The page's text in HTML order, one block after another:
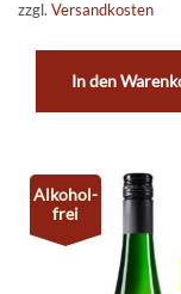
zzgl. Versandkosten
In den
Alkohol-
frei